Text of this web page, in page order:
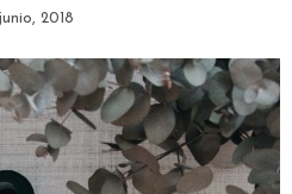
2018